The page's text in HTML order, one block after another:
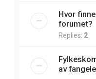
Hvor
forumet?
Replies: 2
av